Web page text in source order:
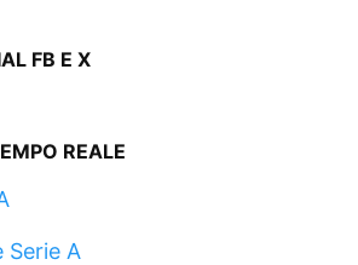
FB E X
REALE
Serie A